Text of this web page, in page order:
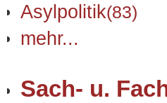
Asylpolitik(83)
mehr...
Sach- u.